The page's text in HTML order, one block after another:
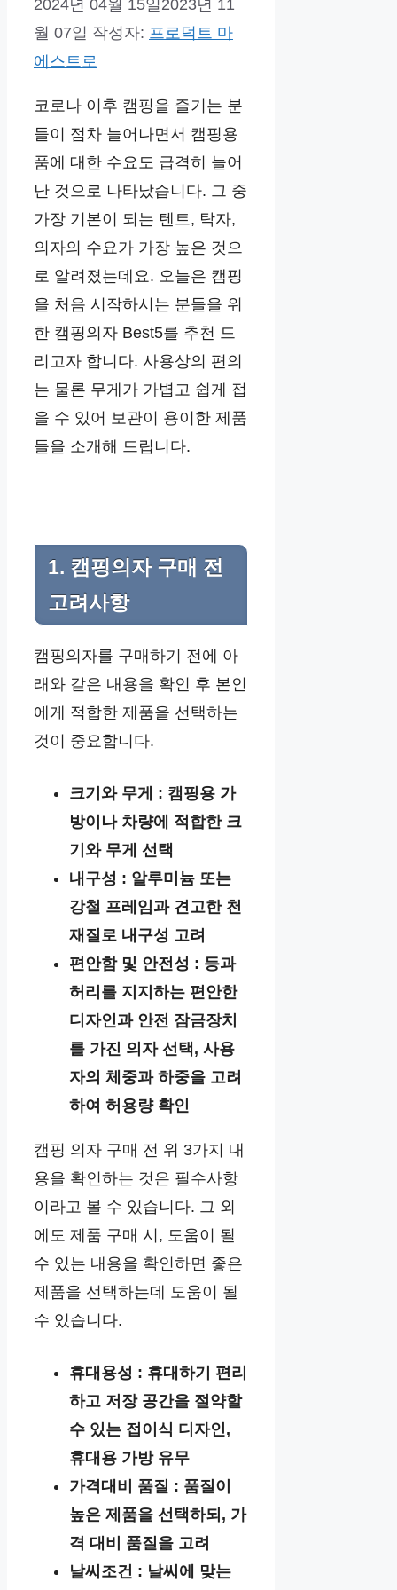
2024년 04월 15일 2023년 11
월 07일 작성자: 프로덕트 마
에스트로
코로나 이후 캠핑을 즐기는 분
들이 점차 늘어나면서 캠핑용
품에 대한 수요도 급격히 늘어
난 것으로 나타났습니다. 그 중
가장 기본이 되는 텐트, 탁자,
의자의 수요가 가장 높은 것으
로 알려졌는데요. 오늘은 캠핑
을 처음 시작하시는 분들을 위
한 캠핑의자 Best5를 추천 드
리고자 합니다. 사용상의 편의
는 물론 무게가 가볍고 쉽게 접
을 수 있어 보관이 용이한 제품
들을 소개해 드립니다.
1. 캠핑의자 구매 전
고려사항
캠핑의자를 구매하기 전에 아
래와 같은 내용을 확인 후 본인
에게 적합한 제품을 선택하는
것이 중요합니다.
크기와 무게 : 캠핑용 가
방이나 차량에 적합한 크
기와 무게 선택
내구성 : 알루미늄 또는
강철 프레임과 견고한 천
재질로 내구성 고려
편안함 및 안전성 : 등과
허리를 지지하는 편안한
디자인과 안전 잠금장치
를 가진 의자 선택, 사용
자의 체중과 하중을 고려
하여 허용량 확인
캠핑 의자 구매 전 위 3가지 내
용을 확인하는 것은 필수사항
이라고 볼 수 있습니다. 그 외
에도 제품 구매 시, 도움이 될
수 있는 내용을 확인하면 좋은
제품을 선택하는데 도움이 될
수 있습니다.
휴대용성 : 휴대하기 편리
하고 저장 공간을 절약할
수 있는 접이식 디자인,
휴대용 가방 유무
가격대비 품질 : 품질이
높은 제품을 선택하되, 가
격 대비 품질을 고려
날씨조건 : 날씨에 맞는